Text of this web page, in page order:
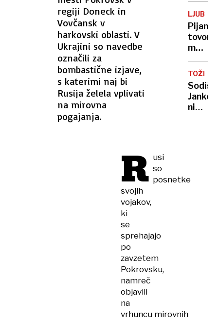
regiji Doneck in
Vovčansk v
harkovski oblasti. V
Ukrajini so navedbe
označili za
bombastične izjave,
s katerimi naj bi
Rusija želela vplivati
na mirovna
pogajanja.
R usi
so
posnetke
svojih
vojakov,
ki
se
sprehajajo
po
zavzetem
Pokrovsku,
namreč
objavili
na
vrhuncu mirovnih
bo
branila
nihalka
spet
začela
Pijani
med
vožnjo
jedel
in
vijugal
po
TOŽBA
ni
LPP